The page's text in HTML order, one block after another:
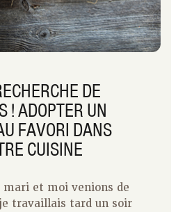
en forme de serpent et
Q : Qu’est-ce
vacances qui vous fait
? A : Purée de pommes
DE
! ADOPTER UN
FAVORI DANS
CUISINE
mari et moi venions de
travaillais tard un soir